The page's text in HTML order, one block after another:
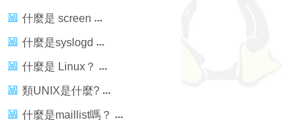
什麼是 screen
什麼是syslogd
什麼是 Linux？
類UNIX是什麼?
什麼是maillist嗎？